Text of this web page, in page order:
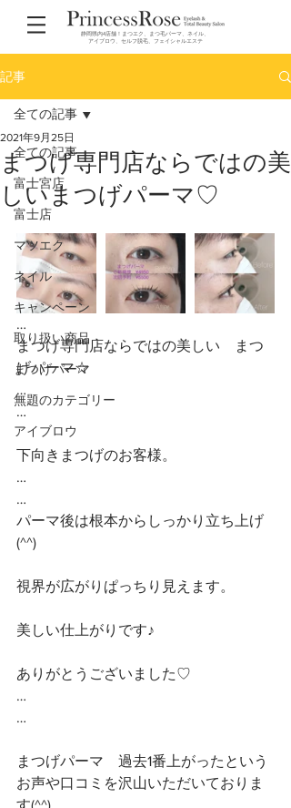
静岡県内4店舗！まつエク、まつ毛パーマ、ネイル、
アイブロウ、セルフ脱毛、フェイシャルエステ
記事
全ての記事
富士宮店
富士店
マツエク
ネイル
キャンペーン
取り扱い商品
まつげパーマ
無題のカテゴリー
アイブロウ
全ての記事
まつげ専門店ならではの美
しいまつげパーマ♡
2021年9月25日
…
まつげ専門店ならではの美しい　まつ
げパーマ☆
…
…
下向きまつげのお客様。
…
…
パーマ後は根本からしっかり立ち上げ
(^^)
視界が広がりぱっちり見えます。
美しい仕上がりです♪
ありがとうございました♡
…
…
まつげパーマ　過去1番上がったという
お声や口コミを沢山いただいておりま
す(^^)